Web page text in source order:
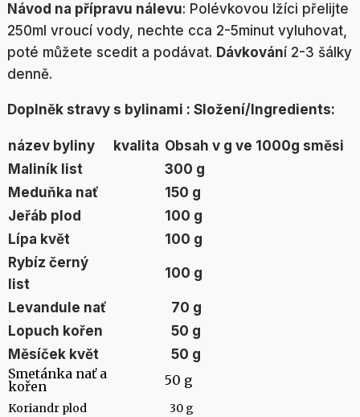
Návod na přípravu nálevu: Polévkovou lžíci přelijte
250ml vroucí vody, nechte cca 2-5minut vyluhovat,
poté můžete scedit a podávat. Dávkování 2-3 šálky
denně.
Doplněk stravy s bylinami : Složení/Ingredients:
název byliny kvalita Obsah v g ve 1000g směsi
Maliník list
300 g
Meduňka nať
150 g
Jeřáb plod
100 g
Lípa květ
100 g
Rybíz černý
list
100 g
Levandule nať
70 g
Lopuch kořen
50 g
Měsíček květ
50 g
Smetánka nať a
kořen
50 g
Koriandr plod 30 g